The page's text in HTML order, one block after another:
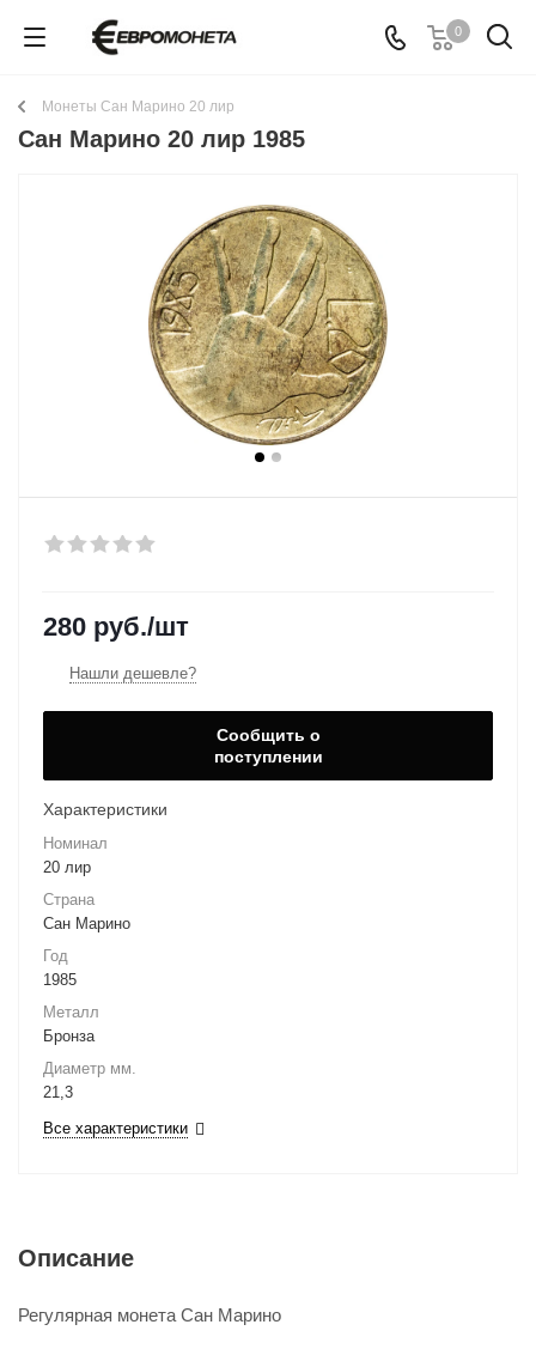
0
Монеты Сан Марино 20 лир
Сан Марино 20 лир 1985
280 руб./шт
Нашли дешевле?
Сообщить о
поступлении
Характеристики
Номинал
20 лир
Страна
Сан Марино
Год
1985
Металл
Бронза
Диаметр мм.
21,3
Все характеристики
Описание
Регулярная монета Сан Марино